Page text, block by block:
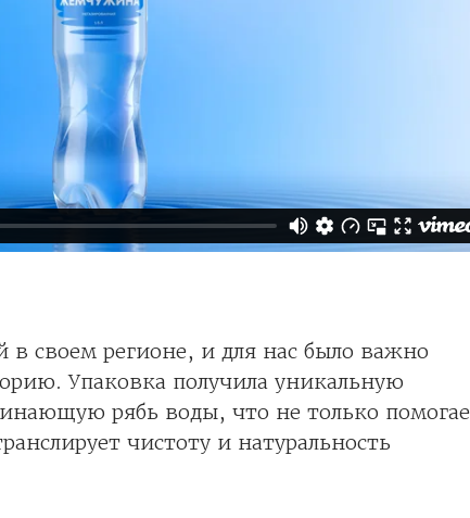
в своем регионе, и для нас было важно
Упаковка получила уникальную
рябь воды, что не только
чистоту и натуральность